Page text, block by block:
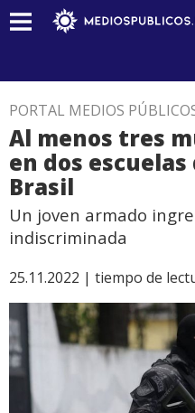
PORTAL MEDIOS
Al menos tres
en dos
Brasil
Un joven armado
indiscriminada
25.11.2022 | tiempo de